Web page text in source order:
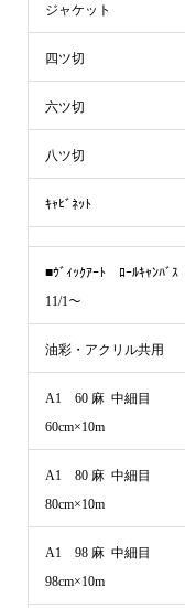
ジャケット
四ツ切
六ツ切
八ツ切
ｷｬﾋﾞﾈｯﾄ
■ｳﾞｨｯｸｱｰﾄ ﾛｰﾙｷｬﾝﾊﾞｽ
11/1～
油彩・アクリル共用
A1 60 麻 中細目
60cm×10m
A1 80 麻 中細目
80cm×10m
A1 98 麻 中細目
98cm×10m